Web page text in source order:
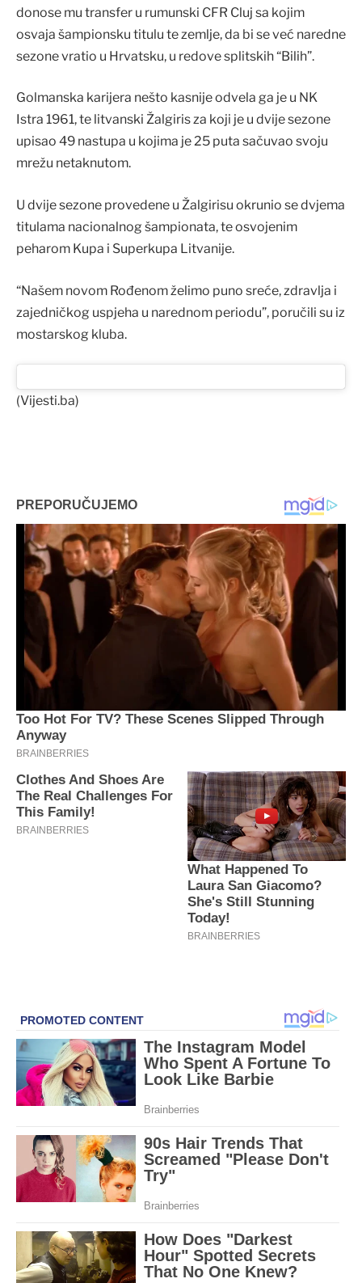
donose mu transfer u rumunski CFR Cluj sa kojim
osvaja šampionsku titulu te zemlje, da bi se već naredne
sezone vratio u Hrvatsku, u redove splitskih “Bilih”.
Golmanska karijera nešto kasnije odvela ga je u NK
Istra 1961, te litvanski Žalgiris za koji je u dvije sezone
upisao 49 nastupa u kojima je 25 puta sačuvao svoju
mrežu netaknutom.
U dvije sezone provedene u Žalgirisu okrunio se dvjema
titulama nacionalnog šampionata, te osvojenim
peharom Kupa i Superkupa Litvanije.
“Našem novom Rođenom želimo puno sreće, zdravlja i
zajedničkog uspjeha u narednom periodu”, poručili su iz
mostarskog kluba.
(Vijesti.ba)